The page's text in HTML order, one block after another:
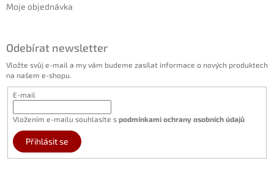
Moje objednávka
Odebírat newsletter
Vložte svůj e-mail a my vám budeme zasílat informace o nových produktech
na našem e-shopu.
E-mail
Vložením e-mailu souhlasíte s podmínkami ochrany osobních údajů
Přihlásit se